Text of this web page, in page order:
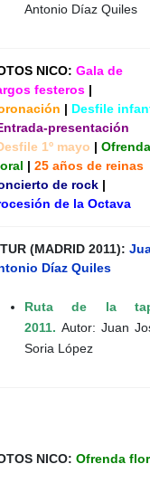
Antonio Díaz Quiles
NICO: Gala de
festeros |
| Desfile
presentación
1º mayo | Ofrenda
| 25 años de reinas
de rock |
de la Octava
(MADRID 2011):
Díaz Quiles
Ruta de la
2011. Autor: Juan
Soria López
NICO: Ofrenda